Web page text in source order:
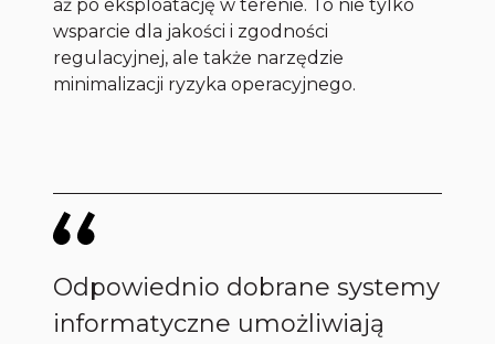
aż po eksploatację w terenie. To nie tylko
wsparcie dla jakości i zgodności
regulacyjnej, ale także narzędzie
minimalizacji ryzyka operacyjnego.
Odpowiednio dobrane systemy
informatyczne umożliwiają